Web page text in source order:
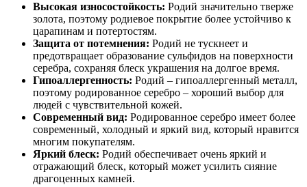
Высокая износостойкость: Родий значительно тверже
золота, поэтому родиевое покрытие более устойчиво к
царапинам и потертостям.
Защита от потемнения: Родий не тускнеет и
предотвращает образование сульфидов на поверхности
серебра, сохраняя блеск украшения на долгое время.
Гипоаллергенность: Родий – гипоаллергенный металл,
поэтому родированное серебро – хороший выбор для
людей с чувствительной кожей.
Современный вид: Родированное серебро имеет более
современный, холодный и яркий вид, который нравится
многим покупателям.
Яркий блеск: Родий обеспечивает очень яркий и
отражающий блеск, который может усилить сияние
драгоценных камней.